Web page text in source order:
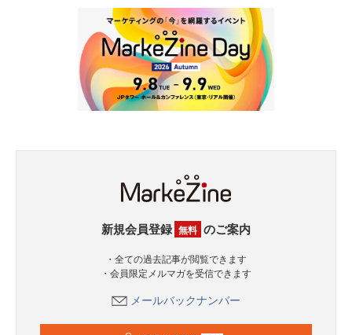
新規会員登録 無料 のご案内
・全ての過去記事が閲覧できます
・会員限定メルマガを受信できます
メールバックナンバー